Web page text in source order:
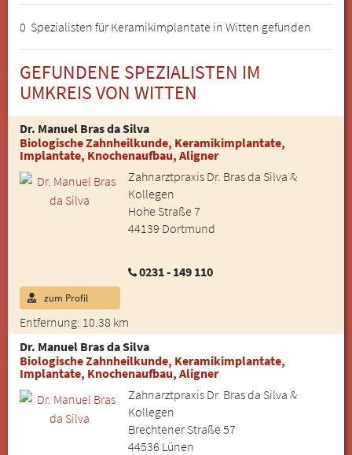
0 Spezialisten für Keramikimplantate in Witten gefunden
GEFUNDENE SPEZIALISTEN IM
UMKREIS VON WITTEN
Dr. Manuel Bras da Silva
Biologische Zahnheilkunde, Keramikimplantate,
Implantate, Knochenaufbau, Aligner
Zahnarztpraxis Dr. Bras da Silva &
Kollegen
Hohe Straße 7
44139 Dortmund
0231 - 149 110
Entfernung: 10.38 km
zum Profil
Dr. Manuel Bras da Silva
Biologische Zahnheilkunde, Keramikimplantate,
Implantate, Knochenaufbau, Aligner
Zahnarztpraxis Dr. Bras da Silva &
Kollegen
Brechtener Straße 57
44536 Lünen